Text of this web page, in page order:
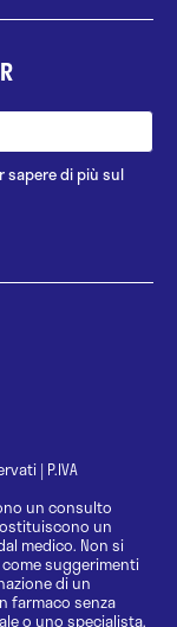
sapere di più sul
| P.IVA
un consulto
un
medico. Non si
suggerimenti
di un
farmaco senza
o uno specialista.